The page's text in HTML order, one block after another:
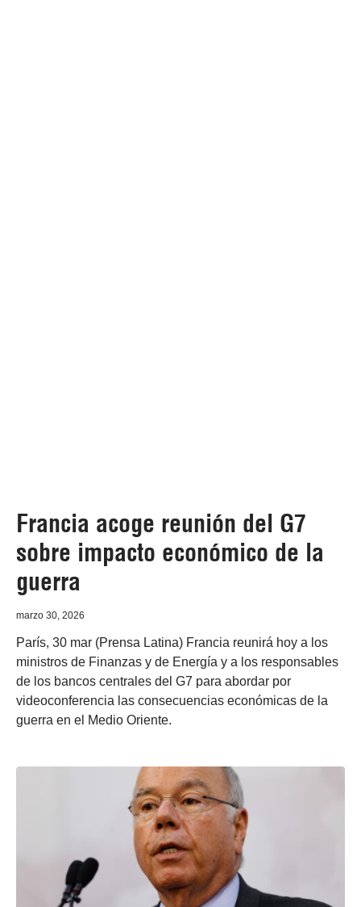
Francia acoge reunión del G7
sobre impacto económico de la
guerra
marzo 30, 2026
París, 30 mar (Prensa Latina) Francia reunirá hoy a los
ministros de Finanzas y de Energía y a los responsables
de los bancos centrales del G7 para abordar por
videoconferencia las consecuencias económicas de la
guerra en el Medio Oriente.